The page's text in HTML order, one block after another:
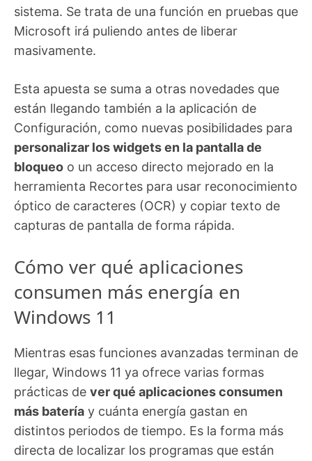
sistema. Se trata de una función en pruebas que
Microsoft irá puliendo antes de liberar
masivamente.
Esta apuesta se suma a otras novedades que
están llegando también a la aplicación de
Configuración, como nuevas posibilidades para
personalizar los widgets en la pantalla de
bloqueo o un acceso directo mejorado en la
herramienta Recortes para usar reconocimiento
óptico de caracteres (OCR) y copiar texto de
capturas de pantalla de forma rápida.
Cómo ver qué aplicaciones
consumen más energía en
Windows 11
Mientras esas funciones avanzadas terminan de
llegar, Windows 11 ya ofrece varias formas
prácticas de ver qué aplicaciones consumen
más batería y cuánta energía gastan en
distintos periodos de tiempo. Es la forma más
directa de localizar los programas que están